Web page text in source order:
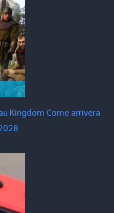
Kingdom Come arrivera